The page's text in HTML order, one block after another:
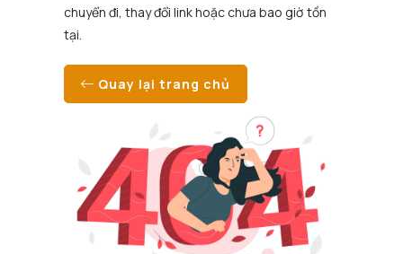
chuyển đi, thay đổi link hoặc chưa bao giờ tồn
tại.
Quay lại trang chủ